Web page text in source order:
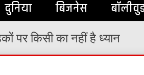
दुनिया बिजनेस
पर किसी का नहीं है ध्यान